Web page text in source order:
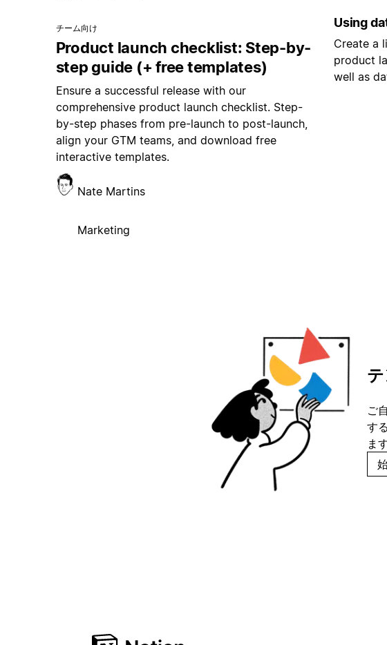
チーム向け
Product launch checklist: Step-by-
step guide (+ free templates)
Ensure a successful release with our
comprehensive product launch checklist. Step-
by-step phases from pre-launch to post-launch,
align your GTM teams, and download free
interactive templates.
Nate Martins
Marketing
Using
Create a
product
well as
ご
す
ま